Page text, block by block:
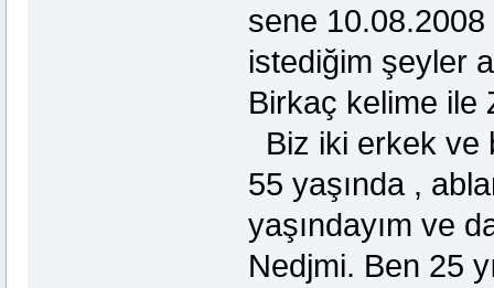
sene
istediğim şeyler
Birkaç kelime
Biz iki erkek ve
55 yaşında ,
yaşındayım ve
Nedjmi. Ben 25